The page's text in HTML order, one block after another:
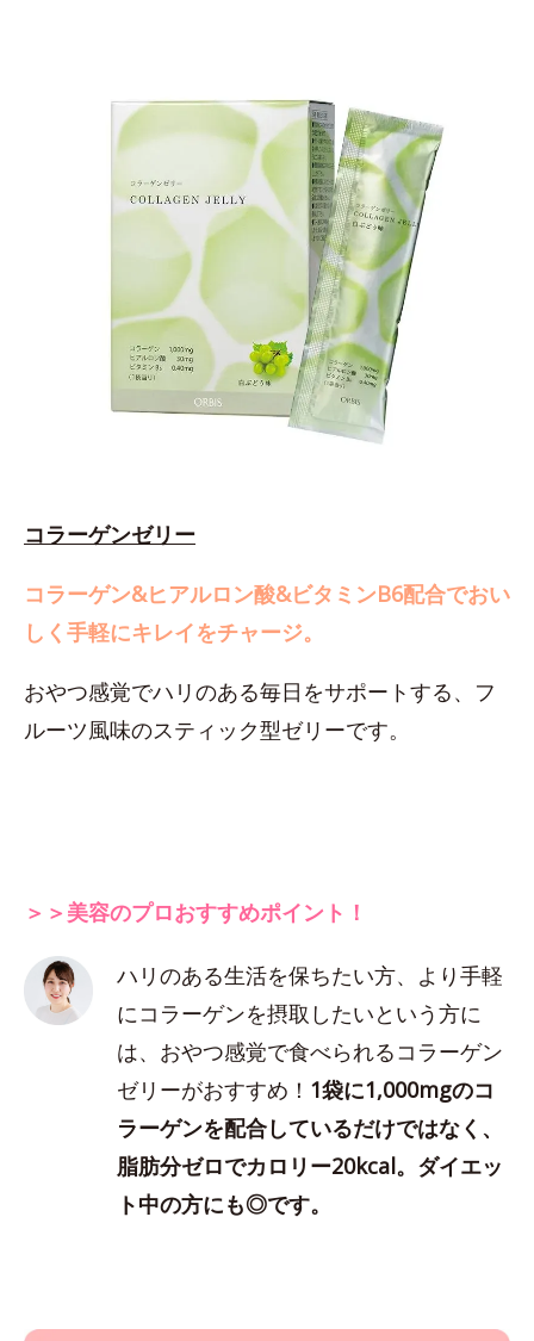
コラーゲンゼリー
コラーゲン&ヒアルロン酸&ビタミンB6配合でおい
しく手軽にキレイをチャージ。
おやつ感覚でハリのある毎日をサポートする、フ
ルーツ風味のスティック型ゼリーです。
＞＞美容のプロおすすめポイント！
ハリのある生活を保ちたい方、より手軽
にコラーゲンを摂取したいという方に
は、おやつ感覚で食べられるコラーゲン
ゼリーがおすすめ！ 1袋に1,000mgのコ
ラーゲンを配合しているだけではなく、
脂肪分ゼロでカロリー20kcal。ダイエッ
ト中の方にも◎です。